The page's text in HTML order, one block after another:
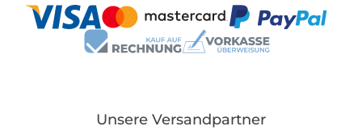
Unsere Versandpartner